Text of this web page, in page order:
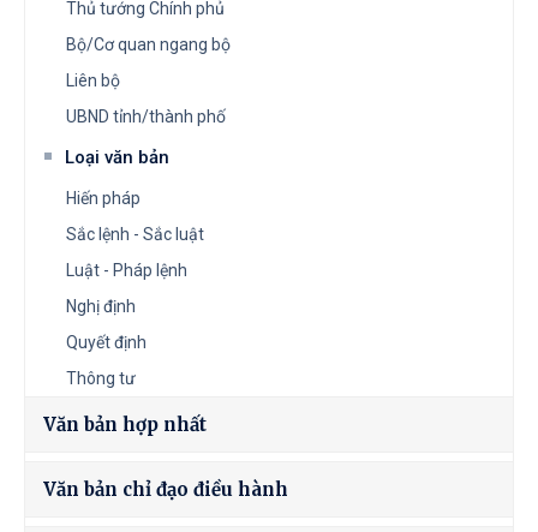
Thủ tướng Chính phủ
Bộ/Cơ quan ngang bộ
Liên bộ
UBND tỉnh/thành phố
Loại văn bản
Hiến pháp
Sắc lệnh - Sắc luật
Luật - Pháp lệnh
Nghị định
Quyết định
Thông tư
Văn bản hợp nhất
Văn bản chỉ đạo điều hành